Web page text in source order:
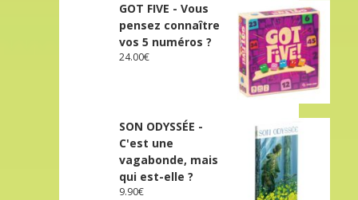
GOT FIVE - Vous
pensez connaître
vos 5 numéros ?
24.00€
SON ODYSSÉE -
C'est une
vagabonde, mais
qui est-elle ?
9.90€